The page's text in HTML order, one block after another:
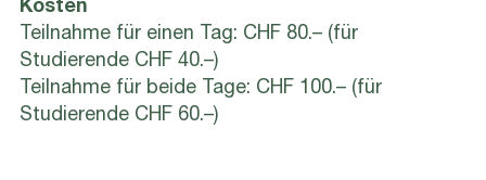
Kosten
Teilnahme für einen Tag: CHF 80.– (für
Studierende CHF 40.–)
Teilnahme für beide Tage: CHF 100.– (für
Studierende CHF 60.–)